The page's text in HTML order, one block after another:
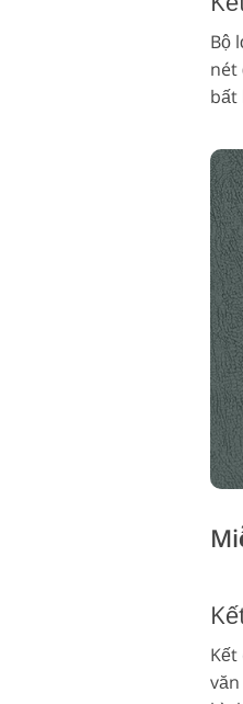
Bộ
nét
bất